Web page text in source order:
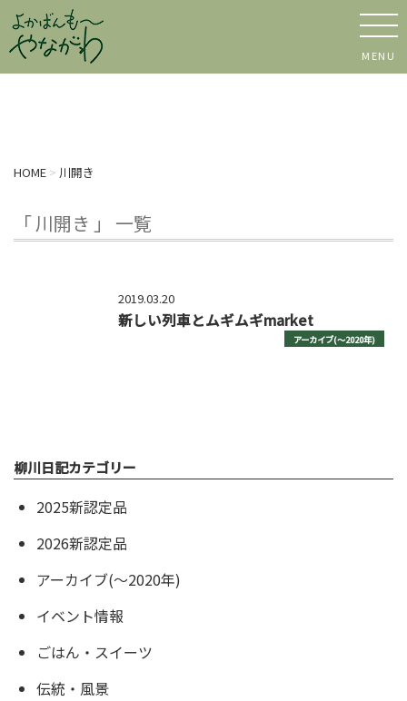
MENU
HOME > 川開き
「 川開き 」 一覧
2019.03.20
新しい列車とムギムギmarket
アーカイブ(〜2020年)
柳川日記カテゴリー
2025新認定品
2026新認定品
アーカイブ(〜2020年)
イベント情報
ごはん・スイーツ
伝統・風景